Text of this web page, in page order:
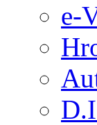
e-